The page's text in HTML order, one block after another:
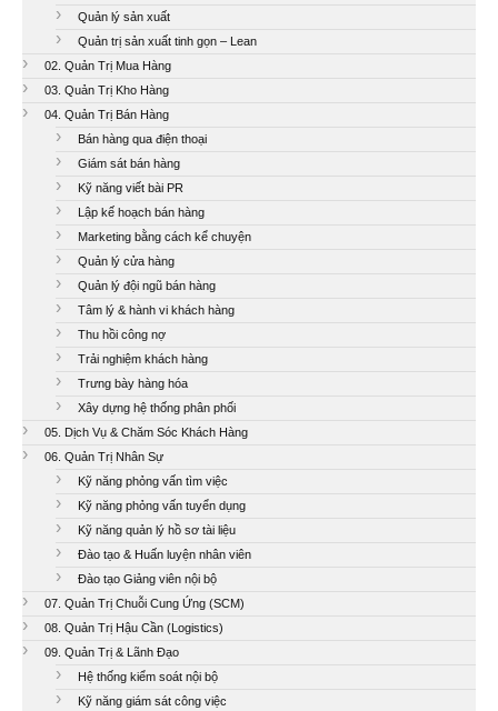
Quản lý sản xuất
Quản trị sản xuất tinh gọn – Lean
02. Quản Trị Mua Hàng
03. Quản Trị Kho Hàng
04. Quản Trị Bán Hàng
Bán hàng qua điện thoại
Giám sát bán hàng
Kỹ năng viết bài PR
Lập kế hoạch bán hàng
Marketing bằng cách kể chuyện
Quản lý cửa hàng
Quản lý đội ngũ bán hàng
Tâm lý & hành vi khách hàng
Thu hồi công nợ
Trải nghiệm khách hàng
Trưng bày hàng hóa
Xây dựng hệ thống phân phối
05. Dịch Vụ & Chăm Sóc Khách Hàng
06. Quản Trị Nhân Sự
Kỹ năng phỏng vấn tìm việc
Kỹ năng phỏng vấn tuyển dụng
Kỹ năng quản lý hồ sơ tài liệu
Đào tạo & Huấn luyện nhân viên
Đào tạo Giảng viên nội bộ
07. Quản Trị Chuỗi Cung Ứng (SCM)
08. Quản Trị Hậu Cần (Logistics)
09. Quản Trị & Lãnh Đạo
Hệ thống kiểm soát nội bộ
Kỹ năng giám sát công việc